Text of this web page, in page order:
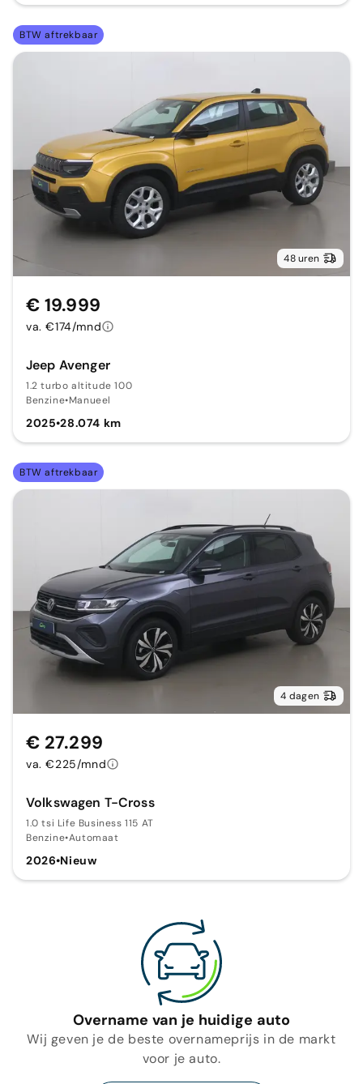
BTW aftrekbaar
48 uren
Jeep Avenger
1.2 turbo altitude 100
Benzine•Manueel
2025•28.074 km
€ 19.999
va. €174/mnd
BTW aftrekbaar
4 dagen
Volkswagen T-Cross
1.0 tsi Life Business 115 AT
Benzine•Automaat
2026•Nieuw
€ 27.299
va. €225/mnd
Overname van je huidige auto
Wij geven je de beste overnameprijs in de markt
voor je auto.